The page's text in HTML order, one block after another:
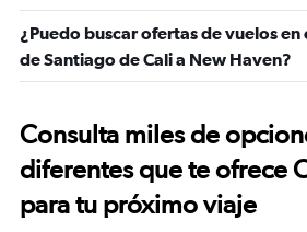
¿Puedo buscar ofertas de vuelos en
de Santiago de Cali a New Haven?
Consulta miles de
diferentes que te ofrece
para tu próximo viaje